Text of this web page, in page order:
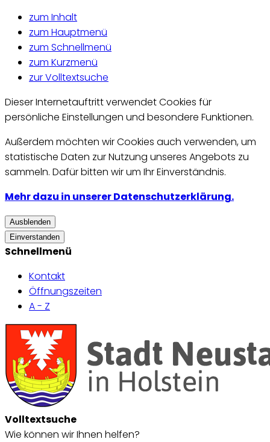
zum Inhalt
zum Hauptmenü
zum Schnellmenü
zum Kurzmenü
zur Volltextsuche
Dieser Internetauftritt verwendet Cookies für
persönliche Einstellungen und besondere Funktionen.
Außerdem möchten wir Cookies auch verwenden, um
statistische Daten zur Nutzung unseres Angebots zu
sammeln. Dafür bitten wir um Ihr Einverständnis.
Mehr dazu in unserer Datenschutzerklärung.
Ausblenden
Einverstanden
Schnellmenü
Kontakt
Öffnungszeiten
A - Z
Volltextsuche
Wie können wir Ihnen helfen?